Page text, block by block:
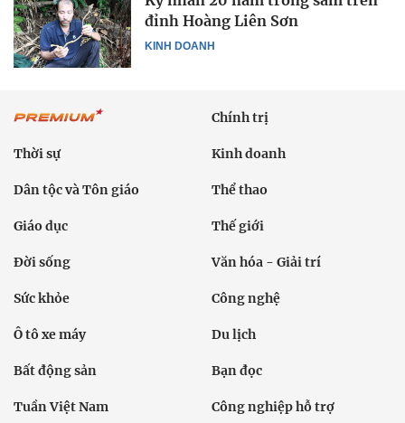
KINH DOANH
đỉnh Hoàng Liên Sơn
Chính trị
Thời sự Kinh doanh
Dân tộc và Tôn giáo Thể thao
Giáo dục Thế giới
Đời sống Văn hóa - Giải trí
Sức khỏe Công nghệ
Ô tô xe máy Du lịch
Bất động sản Bạn đọc
Tuần Việt Nam Công nghiệp hỗ trợ